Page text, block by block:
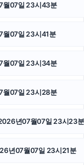
인스타 팔로워
수원피부과
상간녀위자료
정부마약변호사
월07일 23시43분
월07일 23시41분
월07일 23시34분
월07일 23시28분
년07월07일 23시23분
년07월07일 23시21분